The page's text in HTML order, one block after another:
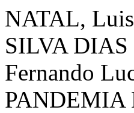
NATAL,
SILVA
Fernando
PANDEMIA